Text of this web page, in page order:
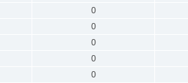
0
0
0
0
0